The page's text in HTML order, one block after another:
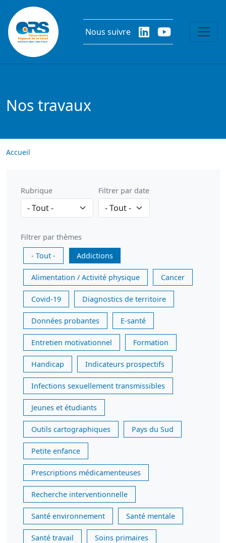
Aller au contenu principal
Nous suivre
Nos travaux
Accueil
Rubrique Filtrer par date
Filtrer par thèmes
- Tout -
Addictions
Alimentation / Activité physique Cancer
Covid-19 Diagnostics de territoire
Données probantes E-santé
Entretien motivationnel Formation
Handicap Indicateurs prospectifs
Infections sexuellement transmissibles
Jeunes et étudiants
Outils cartographiques Pays du Sud
Petite enfance
Prescriptions médicamenteuses
Recherche interventionnelle
Santé environnement Santé mentale
Santé travail Soins primaires